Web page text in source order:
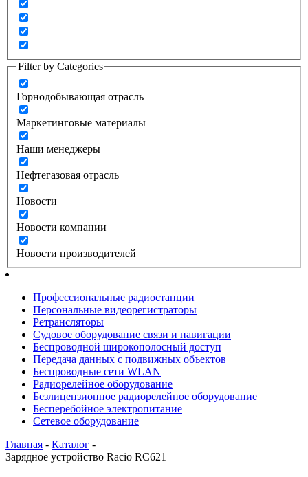
Filter by Categories
Горнодобывающая отрасль
Маркетинговые материалы
Наши менеджеры
Нефтегазовая отрасль
Новости
Новости компании
Новости производителей
Профессиональные радиостанции
Персональные видеорегистраторы
Ретрансляторы
Судовое оборудование связи и навигации
Беспроводной широкополосный доступ
Передача данных с подвижных объектов
Беспроводные сети WLAN
Радиорелейное оборудование
Безлицензионное радиорелейное оборудование
Бесперебойное электропитание
Сетевое оборудование
Главная - Каталог -
Зарядное устройство Racio RC621